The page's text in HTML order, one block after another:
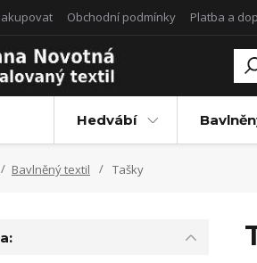
Obchodní podmínky Platba a
Hedvábí
Bavlněný textil Tašky